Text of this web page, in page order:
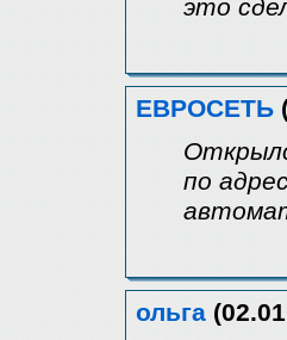
это
ЕВРОСЕТЬ
по
ольга